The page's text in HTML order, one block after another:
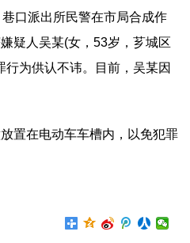
口派出所民警在市局合成作
疑人吴某(女，53岁，芗城区
为供认不讳。目前，吴某因
置在电动车车槽内，以免犯罪